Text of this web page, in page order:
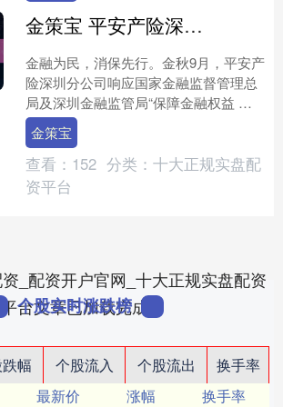
金策宝 平安产险深圳分公司：党建引领金融为民，守护平安万家灯火
金融为民，消保先行。金秋9月，平安产
险深圳分公司响应国家金融监督管理总
局及深圳金融监管局“保障金融权益 助
力美好生活”年度主题活动部署，全面启
动“金融教育宣传周....
金策宝
查看： 152 分类： 十大正规实盘配
资平台
_配资开户官网_十大正规实盘配资
平台文章已加载完成
个股实时涨跌榜
幅 个股流入 个股流出
换手率
最新价 涨幅
换手率